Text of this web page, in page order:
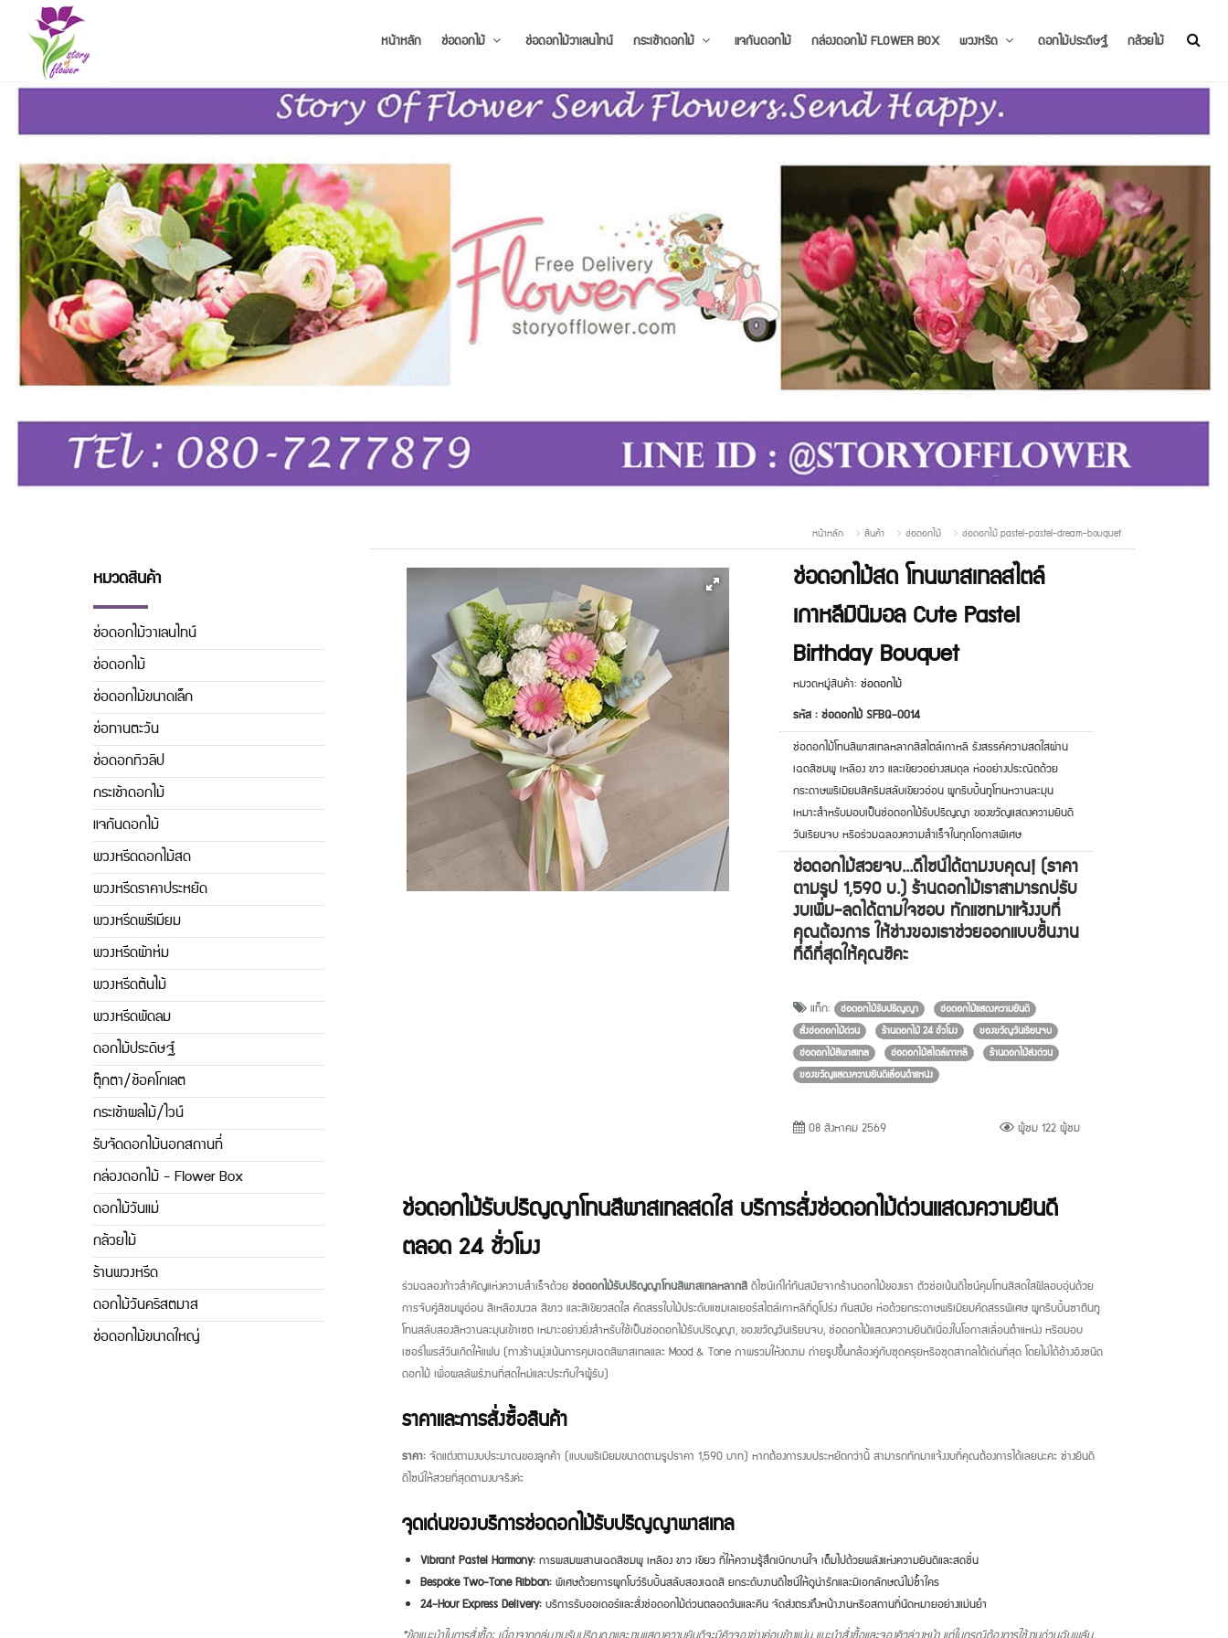
หน้าหลัก ช่อดอกไม้ ช่อดอกไม้วาเลนไทน์ กระเช้าดอกไม้ แจกันดอกไม้ กล่องดอกไม้ FLOWER BOX พวงหรีด ดอกไม้ประดิษฐ์ กล้วยไม้
หน้าหลัก สินค้า ช่อดอกไม้ ช่อดอกไม้ pastel-pastel-dream-bouquet
ช่อดอกไม้สด โทนพาสเทลสไตล์
เกาหลีมินิมอล Cute Pastel
Birthday Bouquet
หมวดหมู่สินค้า:ช่อดอกไม้
รหัส : ช่อดอกไม้ SFBQ-0014
ช่อดอกไม้โทนสีพาสเทลหลากสีสไตล์เกาหลี รังสรรค์ความสดใสผ่าน
เฉดสีชมพู เหลือง ขาว และเขียวอย่างสมดุล ห่ออย่างประณีตด้วย
กระดาษพรีเมียมสีครีมสลับเขียวอ่อน ผูกริบบิ้นทูโทนหวานละมุน
เหมาะสำหรับมอบเป็นช่อดอกไม้รับปริญญา ของขวัญแสดงความยินดี
วันเรียนจบ หรือร่วมฉลองความสำเร็จในทุกโอกาสพิเศษ
ช่อดอกไม้สวยจบ...ดีไซน์ได้ตามงบคุณ! (ราคา
ตามรูป 1,590 บ.) ร้านดอกไม้เราสามารถปรับ
งบเพิ่ม-ลดได้ตามใจชอบ ทักแชทมาแจ้งงบที่
คุณต้องการ ให้ช่างของเราช่วยออกแบบชิ้นงาน
ที่ดีที่สุดให้คุณซิคะ
แท็ก: ช่อดอกไม้รับปริญญา
ช่อดอกไม้แสดงความยินดี
สั่งช่อดอกไม้ด่วน
ร้านดอกไม้ 24 ชั่วโมง
ของขวัญวันเรียนจบ
ช่อดอกไม้สีพาสเทล
ช่อดอกไม้สไตล์เกาหลี
ร้านดอกไม้ส่งด่วน
ของขวัญแสดงความยินดีเลื่อนตำแหน่ง
08 สิงหาคม 2569 ผู้ชม 122 ผู้ชม
ช่อดอกไม้รับปริญญาโทนสีพาสเทลสดใส บริการสั่งช่อดอกไม้ด่วนแสดงความยินดี
ตลอด 24 ชั่วโมง
ร่วมฉลองก้าวสำคัญแห่งความสำเร็จด้วยช่อดอกไม้รับปริญญาโทนสีพาสเทลหลากสีดีไซน์เก๋ไก๋ทันสมัยจากร้านดอกไม้ของเรา ตัวช่อเน้นดีไซน์คุมโทนสีสดใสฟีลอบอุ่นด้วย
การจับคู่สีชมพูอ่อน สีเหลืองนวล สีขาว และสีเขียวสดใส คัดสรรใบไม้ประดับแซมเลเยอร์สไตล์เกาหลีที่ดูโปร่ง ทันสมัย ห่อด้วยกระดาษพรีเมียมคัดสรรพิเศษ ผูกริบบิ้นซาตินทู
โทนสลับสองสีหวานละมุนเข้าเซต เหมาะอย่างยิ่งสำหรับใช้เป็นช่อดอกไม้รับปริญญา, ของขวัญวันเรียนจบ, ช่อดอกไม้แสดงความยินดีเนื่องในโอกาสเลื่อนตำแหน่ง หรือมอบ
เซอร์ไพรส์วันเกิดให้แฟน (ทางร้านมุ่งเน้นการคุมเฉดสีพาสเทลและ Mood & Tone ภาพรวมให้งดงาม ถ่ายรูปขึ้นกล้องคู่กับชุดครุยหรือชุดสากลได้เด่นที่สุด โดยไม่ได้อ้างอิงชนิด
ดอกไม้ เพื่อผลลัพธ์งานที่สดใหม่และประทับใจผู้รับ)
ราคาและการสั่งซื้อสินค้า
ราคา:จัดแต่งตามงบประมาณของลูกค้า (แบบพรีเมียมขนาดตามรูปราคา 1,590 บาท) หากต้องการงบประหยัดกว่านี้ สามารถทักมาแจ้งงบที่คุณต้องการได้เลยนะคะ ช่างยินดี
ดีไซน์ให้สวยที่สุดตามงบจริงค่ะ
จุดเด่นของบริการช่อดอกไม้รับปริญญาพาสเทล
Vibrant Pastel Harmony:การผสมผสานเฉดสีชมพู เหลือง ขาว เขียว ที่ให้ความรู้สึกเบิกบานใจ เต็มไปด้วยพลังแห่งความยินดีและสดชื่น
Bespoke Two-Tone Ribbon:พิเศษด้วยการผูกโบว์ริบบิ้นสลับสองเฉดสี ยกระดับงานดีไซน์ให้ดูน่ารักและมีเอกลักษณ์ไม่ซ้ำใคร
24-Hour Express Delivery:บริการรับออเดอร์และสั่งช่อดอกไม้ด่วนตลอดวันและคืน จัดส่งตรงถึงหน้างานหรือสถานที่นัดหมายอย่างแม่นยำ
หมวดสินค้า
ช่อดอกไม้วาเลนไทน์
ช่อดอกไม้
ช่อดอกไม้ขนาดเล็ก
ช่อทานตะวัน
ช่อดอกทิวลิิป
กระเช้าดอกไม้
แจกันดอกไม้
พวงหรีดดอกไม้สด
พวงหรีดราคาประหยัด
พวงหรีดพรีเมียม
พวงหรีดผ้าห่ม
พวงหรีดต้นไม้
พวงหรีดพัดลม
ดอกไม้ประดิษฐ์
ตุ๊กตา/ช้อคโกเลต
กระเช้าผลไม้/ไวน์
รับจัดดอกไม้นอกสถานที่
กล่องดอกไม้ - Flower Box
ดอกไม้วันแม่
กล้วยไม้
ร้านพวงหรีด
ดอกไม้วันคริสตมาส
ช่อดอกไม้ขนาดใหญ่